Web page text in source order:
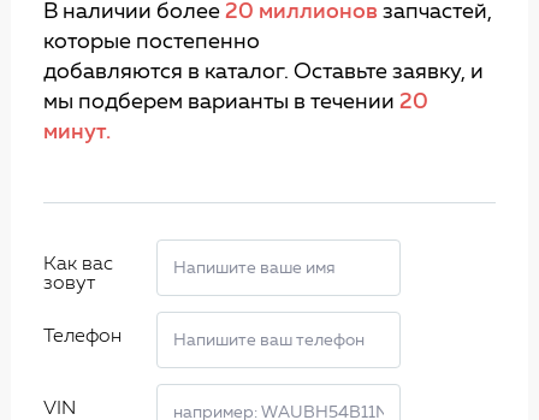
В наличии более 20 миллионов запчастей,
которые постепенно
добавляются в каталог. Оставьте заявку, и
мы подберем варианты в течении 20
минут.
Как вас
зовут
Телефон
VIN